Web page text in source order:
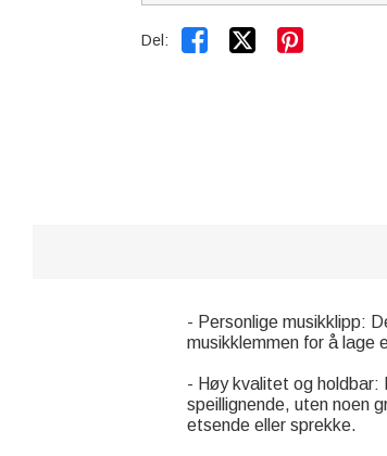
Del:  
- Personlige musikklipp:
musikklemmen for å lage
- Høy kvalitet og
speillignende, uten noen
etsende eller sprekke.